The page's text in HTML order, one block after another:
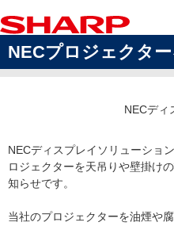
NECプロジェクタ
NECディ
NECディスプレイソリューショ
ロジェクターを天吊りや壁掛け
知らせです。
当社のプロジェクターを油煙や